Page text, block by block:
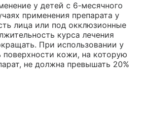
у детей с 6-месячного
применения препарата у
лица или под окклюзионные
курса лечения
При использовании у
кожи, на которую
не должна превышать 20%